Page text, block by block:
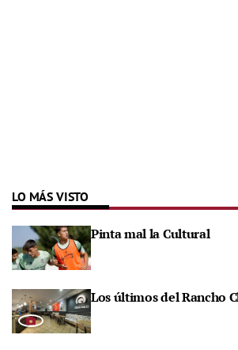
LO MÁS VISTO
Pinta mal la Cultural
Los últimos del Rancho